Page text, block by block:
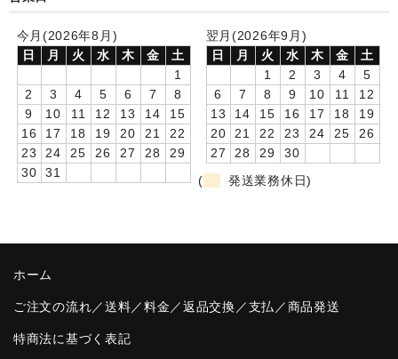
卒業記念品
音声入りフォトフレームクロック(集合)
音声入りフォトフレームクロック(校歌)
スポーツウォッチ
今月(2026年8月)
日
月 火 水 木 金
土
1
2
3 4 5 6 7
8
9
10 11 12 13 14
15
16
17 18 19 20 21
22
23
24 25 26 27 28
29
30
31
翌月(2026年9月)
日
月 火 水 木 金
土
1
2 3 4
5
6
7 8 9 10 11
12
13
14 15 16 17 18
19
20
21 22 23 24 25
26
27
28 29
30
(
発送業務休日)
ホーム
ご注文の流れ／送料／料金／返品交換／支払／商品発送
特商法に基づく表記